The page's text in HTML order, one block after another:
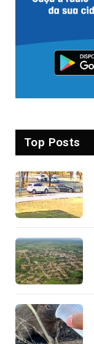
Top Posts